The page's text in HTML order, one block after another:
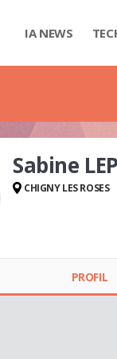
IA NEWS
Sabine
CHIGNY LES ROSES
PROFIL